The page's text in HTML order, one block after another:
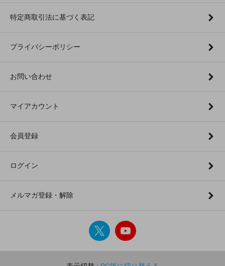
特定商取引法に基づく表記
プライバシーポリシー
お問い合わせ
マイアカウント
会員登録
ログイン
メルマガ登録・解除